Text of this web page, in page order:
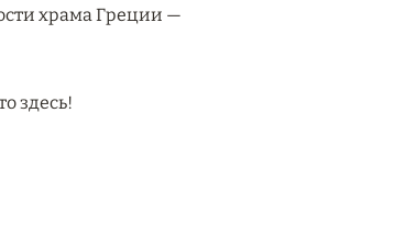
храма Греции —
здесь!